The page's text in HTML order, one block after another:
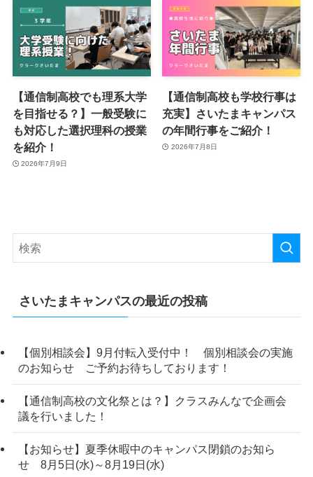
【通信制高校でも理系大学
を目指せる？】一般受験に
も対応した選択理科の授業
を紹介！
2026年7月9日
【通信制高校も学校行事は
充実】さいたまキャンパス
の年間行事をご紹介！
2026年7月8日
さいたまキャンパスの最近の投稿
【個別相談会】9月付転入受付中！ 個別相談会の実施
のお知らせ ご予約お待ちしております！
【通信制高校の文化祭とは？】クラスみんなで企画会
議を行いました！
【お知らせ】夏季休暇中のキャンパス閉鎖のお知ら
せ 8月5日(水)～8月19日(水)